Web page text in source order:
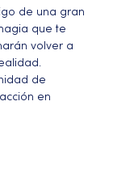
de una gran
que te
volver a
de
en